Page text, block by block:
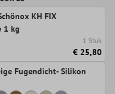
KH FIX
1 kg
1 Stuk
€ 25,80
Fugendicht- Silikon